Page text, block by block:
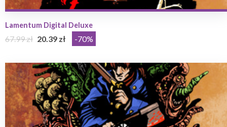
Lamentum Digital Deluxe
67.99 zł 20.39 zł -70%